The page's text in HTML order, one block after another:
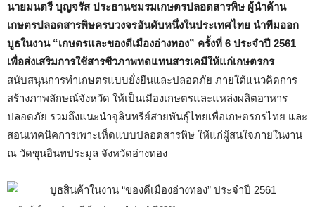
นายมนตรี บุญจรัสประธานชมรมเกษตรปลอดสารพิษ ผู้นำด้าน
เกษตรปลอดสารพิษครบวงจรอันดับหนึ่งในประเทศไทย นำทีมออก
บูธในงาน “เกษตรและของดีเมืองอ่างทอง” ครั้งที่ 6 ประจำปี 2561
เพื่อส่งเสริมการใช้สารชีวภาพทดแทนสารเคมีให้แก่เกษตรกร
สนับสนุนการทำเกษตรแบบยั่งยืนและปลอดภัย ภายใต้แนวคิดการ
สร้างภาพลักษณ์จังหวัด ให้เป็นเมืองเกษตรและแหล่งผลิตอาหาร
ปลอดภัย รวมถึงแนะนำจุลินทรีย์สายพันธุ์ไทยเพื่อเกษตรกรไทย และ
สอนเทคนิคการเพาะเห็ดแบบปลอดสารพิษ ให้แก่ผู้สนใจภายในงาน
ณ วัดขุนอินทประมูล จังหวัดอ่างทอง